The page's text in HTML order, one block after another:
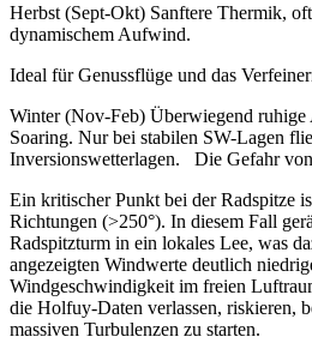
Herbst (Sept-Okt) Sanftere Thermik,
dynamischem Aufwind.
Ideal für Genussflüge und das
Winter (Nov-Feb) Überwiegend ruhige
Soaring. Nur bei stabilen SW-Lagen
Inversionswetterlagen. Die Gefahr
Ein kritischer Punkt bei der Radspitze
Richtungen (>250°). In diesem Fall
Radspitzturm in ein lokales Lee, was
angezeigten Windwerte deutlich
Windgeschwindigkeit im freien
die Holfuy-Daten verlassen, riskieren,
massiven Turbulenzen zu starten.